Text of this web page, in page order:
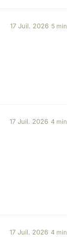
17 Juil. 2026 5 min
17 Juil. 2026 4 min
17 Juil. 2026 4 min